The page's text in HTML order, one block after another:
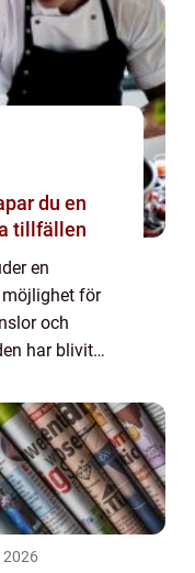
du en
tillfällen
en
för
och
har blivit
2026